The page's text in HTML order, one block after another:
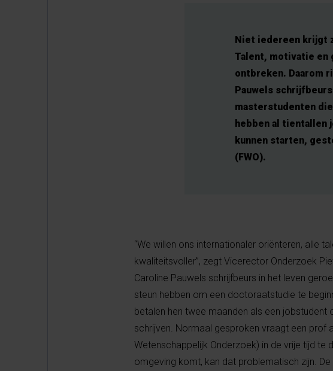
Niet iedereen krijgt
Talent, motivatie en
ontbreken. Daarom
Pauwels
masterstudenten
hebben al tientallen
kunnen starten,
(FWO).
“We willen ons internationaler oriënteren, alle
kwaliteitsvoller”, zegt Vicerector Onderzoek
Caroline Pauwels schrijfbeurs in het leven
steun hebben om een doctoraatstudie te
betalen hen twee maanden als een
schrijven. Normaal gesproken vraagt een prof
Wetenschappelijk Onderzoek) in de vrije tijd te
omgeving komt, kan dat problematisch zijn.